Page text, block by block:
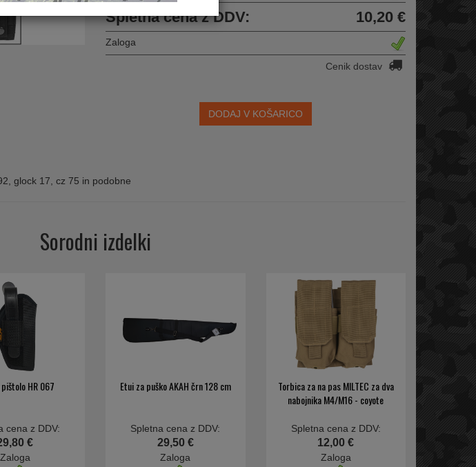
Spletna cena z DDV: 10,20 €
Zaloga
Cenik dostav
DODAJ V KOŠARICO
glock 17, cz 75 in podobne
Sorodni izdelki
HR 067
cena z DDV:
€
Zaloga
Etui za puško AKAH črn 128 cm
Spletna cena z DDV:
29,50 €
Zaloga
Torbica za na pas MILTEC za dva
nabojnika M4/M16 - coyote
Spletna cena z DDV:
12,00 €
Zaloga